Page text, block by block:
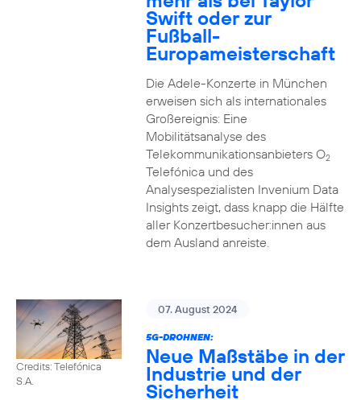
Swift oder zur
Fußball-
Europameisterschaft
Die Adele-Konzerte in München
erweisen sich als internationales
Großereignis: Eine
Mobilitätsanalyse des
Telekommunikationsanbieters O2
Telefónica und des
Analysespezialisten Invenium Data
Insights zeigt, dass knapp die Hälfte
aller Konzertbesucher:innen aus
dem Ausland anreiste.
Credits: Telefónica
S.A.
07. August 2024
5G-DROHNEN:
Neue Maßstäbe in der
Industrie und der
Sicherheit